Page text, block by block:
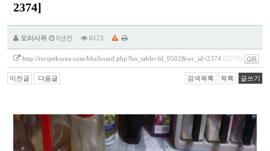
2374]
오리사위 8년전 6123
http://recipekorea.com/bbs/board.php?bo_table=ld_0502&wr_id=2374 (2279)
이전글 다음글 검색목록 목록 글쓰기